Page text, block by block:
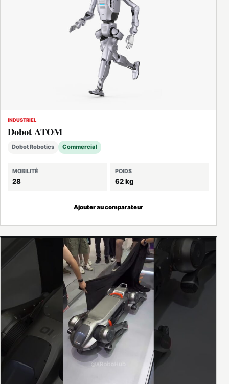
INDUSTRIEL
Dobot ATOM
Dobot Robotics Commercial
MOBILITÉ
28
POIDS
62 kg
Ajouter au comparateur